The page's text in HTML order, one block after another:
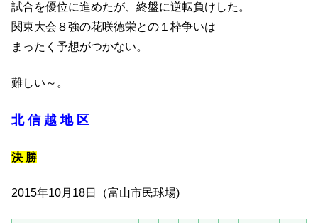
試合を優位に進めたが、終盤に逆転負けした。
関東大会８強の花咲徳栄との１枠争いは
まったく予想がつかない。
難しい～。
北 信 越 地 区
決 勝
2015年10月18日（富山市民球場)